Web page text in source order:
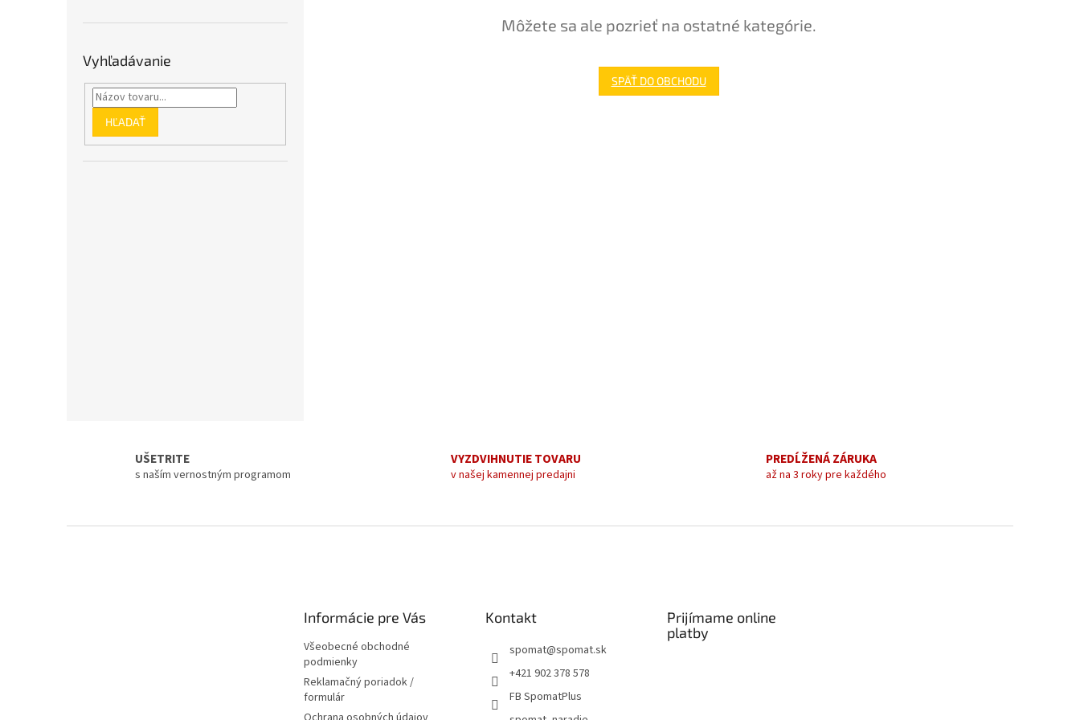
Vyhľadávanie
HĽADAŤ
Môžete sa ale pozrieť na ostatné kategórie.
SPÄŤ DO OBCHODU
UŠETRITE
s naším vernostným programom
VYZDVIHNUTIE TOVARU
v našej kamennej predajni
PREDĹŽENÁ ZÁRUKA
až na 3 roky pre každého
Informácie pre Vás
Všeobecné obchodné
podmienky
Reklamačný poriadok /
formulár
Kontakt
spomat@spomat.sk
+421 902 378 578
FB SpomatPlus
Prijímame online
platby